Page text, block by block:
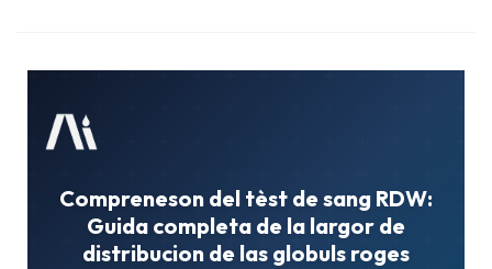
Compreneson del tèst de sang RDW:
Guida completa de la largor de
distribucion de las globuls roges